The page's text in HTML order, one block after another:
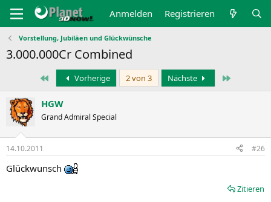
Anmelden Registrieren
Vorstellung, Jubiläen und Glückwünsche
3.000.000Cr Combined
Erste Vorherige 2 von 3 Nächste
HGW
Grand Admiral Special
14.10.2011 #26
Glückwunsch
Zitieren